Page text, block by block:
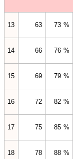
13 63 73 %
14 66 76 %
15 69 79 %
16 72 82 %
17 75 85 %
18 78 88 %